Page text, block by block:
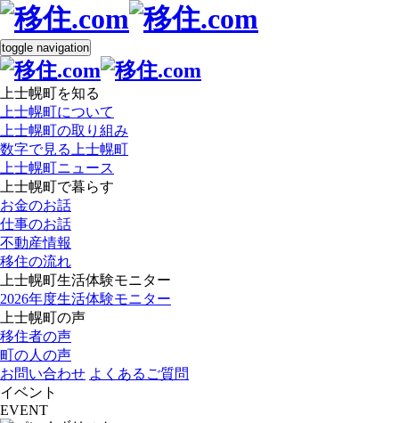
toggle navigation
上士幌町を知る
上士幌町について
上士幌町の取り組み
数字で見る上士幌町
上士幌町ニュース
上士幌町で暮らす
お金のお話
仕事のお話
不動産情報
移住の流れ
上士幌町生活体験モニター
2026年度生活体験モニター
上士幌町の声
移住者の声
町の人の声
お問い合わせ よくあるご質問
イベント
EVENT